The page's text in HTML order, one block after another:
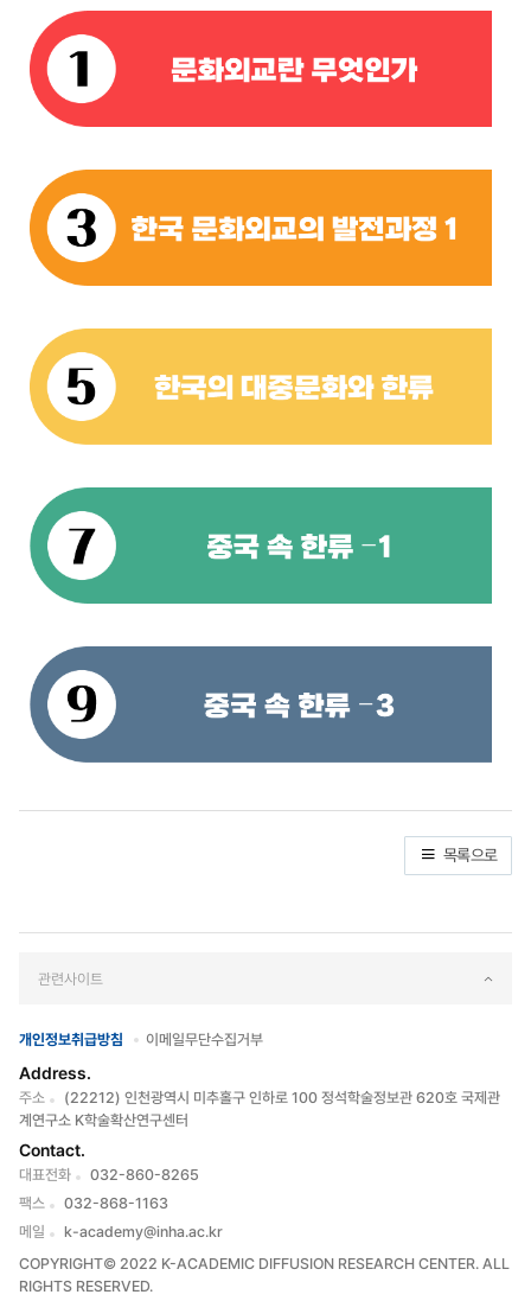
목록으로
개인정보취급방침 이메일무단수집거부
Address.
주소
(22212) 인천광역시 미추홀구 인하로 100 정석학술정보관 620호 국제관
계연구소 K학술확산연구센터
Contact.
대표전화
032-860-8265
팩스
032-868-1163
메일
k-academy@inha.ac.kr
COPYRIGHT© 2022 K-ACADEMIC DIFFUSION RESEARCH CENTER. ALL
RIGHTS RESERVED.
관련사이트